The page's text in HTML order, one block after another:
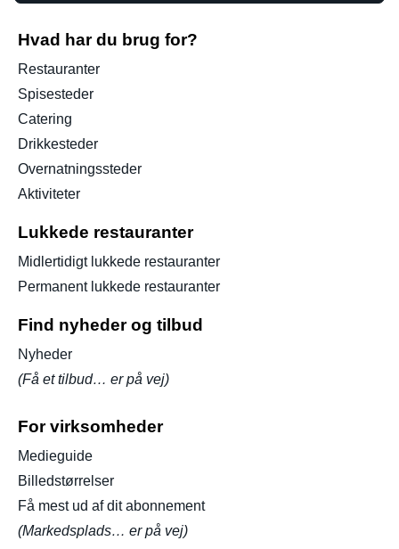
Hvad har du brug for?
Restauranter
Spisesteder
Catering
Drikkesteder
Overnatningssteder
Aktiviteter
Lukkede restauranter
Midlertidigt lukkede restauranter
Permanent lukkede restauranter
Find nyheder og tilbud
Nyheder
(Få et tilbud… er på vej)
For virksomheder
Medieguide
Billedstørrelser
Få mest ud af dit abonnement
(Markedsplads… er på vej)